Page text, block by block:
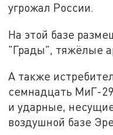
угрожал России.
На этой базе
"Грады", тяжёлые
А также
семнадцать МиГ-
и ударные,
воздушной базе